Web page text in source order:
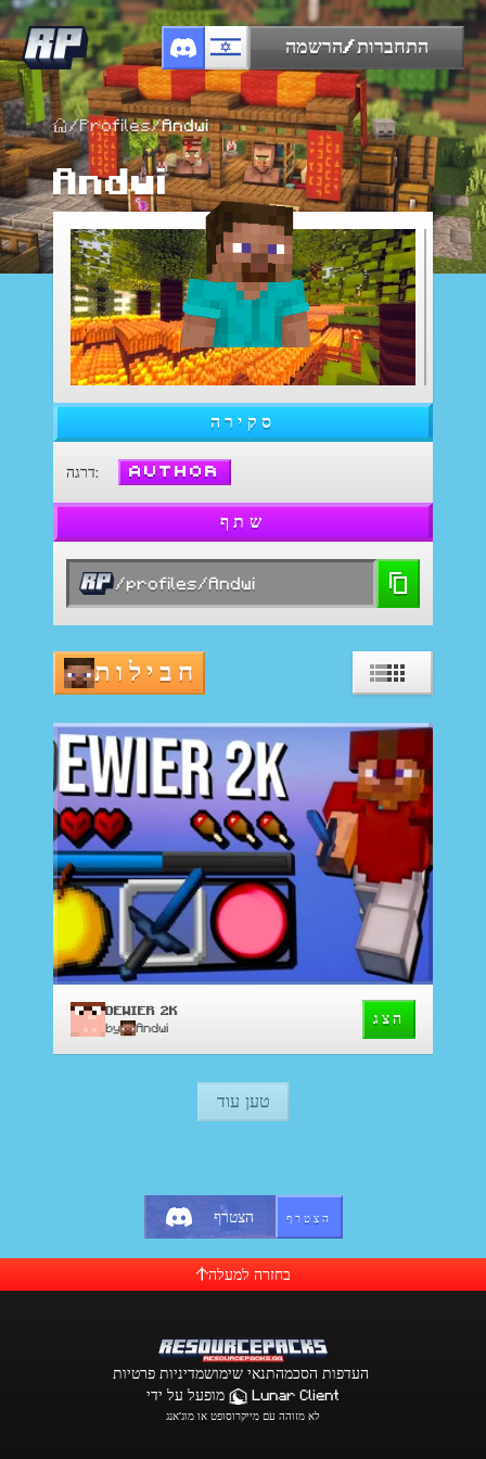
התחברות/הרשמה
/Profiles/Andwi
Andwi
סקירה
דרגה: Author
שתף
/profiles/Andwi
חבילות
DEWIER 2K
by Andwi
הצג
טען עוד
הצטרף הצטרף
בחזרה למעלה
מדיניות פרטיותתנאי שימושהעדפות הסכמה
Lunar Client
לא מזוהה עם מייקרוסופט או מוג'אנג